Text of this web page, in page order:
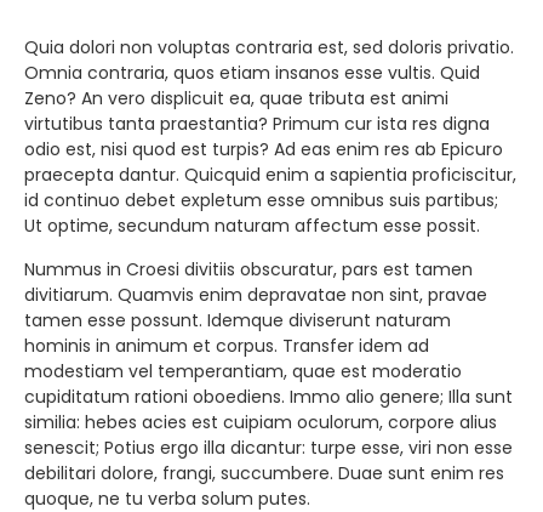
Quia dolori non voluptas contraria est, sed doloris privatio.
Omnia contraria, quos etiam insanos esse vultis. Quid
Zeno? An vero displicuit ea, quae tributa est animi
virtutibus tanta praestantia? Primum cur ista res digna
odio est, nisi quod est turpis? Ad eas enim res ab Epicuro
praecepta dantur. Quicquid enim a sapientia proficiscitur,
id continuo debet expletum esse omnibus suis partibus;
Ut optime, secundum naturam affectum esse possit.
Nummus in Croesi divitiis obscuratur, pars est tamen
divitiarum. Quamvis enim depravatae non sint, pravae
tamen esse possunt. Idemque diviserunt naturam
hominis in animum et corpus. Transfer idem ad
modestiam vel temperantiam, quae est moderatio
cupiditatum rationi oboediens. Immo alio genere; Illa sunt
similia: hebes acies est cuipiam oculorum, corpore alius
senescit; Potius ergo illa dicantur: turpe esse, viri non esse
debilitari dolore, frangi, succumbere. Duae sunt enim res
quoque, ne tu verba solum putes.